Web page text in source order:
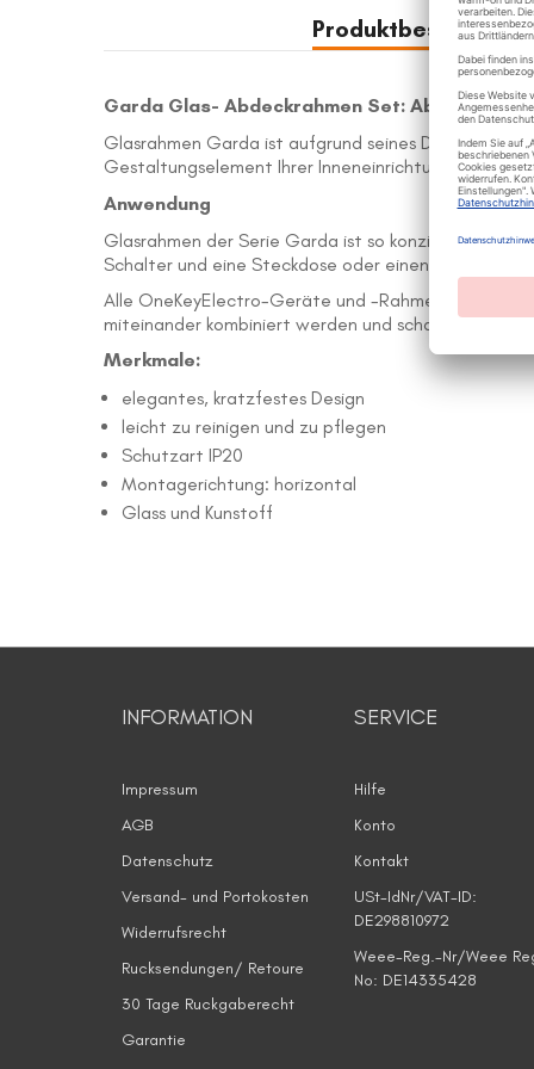
Garda Glas- Abdeckrahmen Set:
Glasrahmen Garda ist aufgrund seines Designs,
Gestaltungselement Ihrer Inneneinrichtung werden
Anwendung
Glasrahmen der Serie Garda ist so konzipiert,
Schalter und eine Steckdose oder einen Schalter und
Alle OneKeyElectro-Geräte und -Rahmen sind in
miteinander kombiniert werden und schaffen so
Merkmale:
elegantes, kratzfestes Design
leicht zu reinigen und zu pflegen
Schutzart IP20
Montagerichtung: horizontal
Glass und Kunstoff
INFORMATION
Impressum
AGB
Datenschutz
Versand- und Portokosten
Widerrufsrecht
Rucksendungen/ Retoure
30 Tage Ruckgaberecht
Garantie
SERVICE
Hilfe
Konto
Kontakt
USt-IdNr/VAT-ID:
DE298810972
Weee-Reg.-Nr/Weee
No: DE14335428